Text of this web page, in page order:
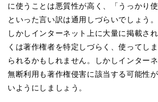
に使うことは悪質性が高く、「うっかり使
といった言い訳は通用しづらいでしょう。
しかしインターネット上に大量に掲載さ
くは著作権者を特定しづらく、使ってし
られるかもしれません。しかしインター
無断利用も著作権侵害に該当する可能性
いようにしましょう。